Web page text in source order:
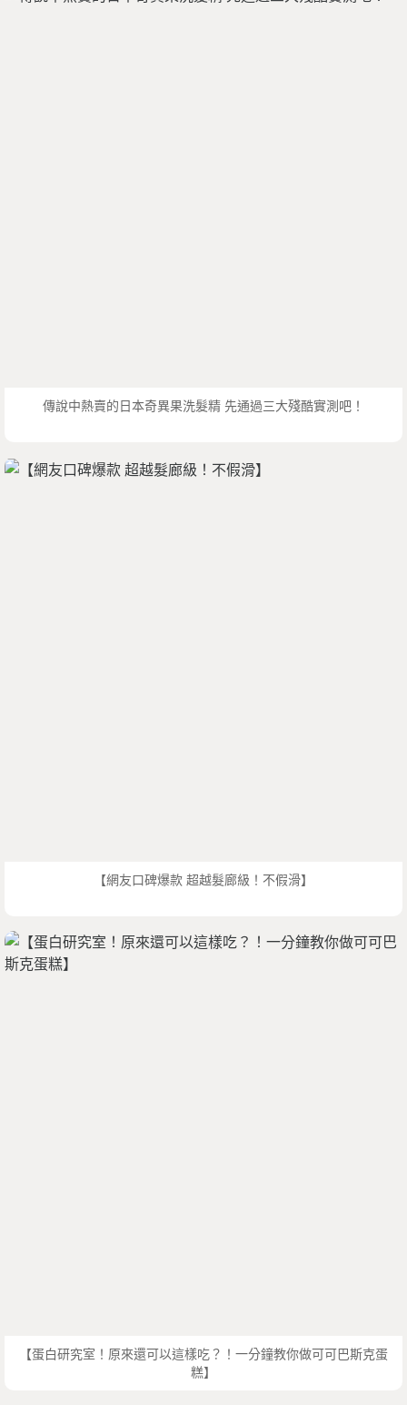
傳說中熱賣的日本奇異果洗髮精 先通過三大殘酷實測吧！
【網友口碑爆款 超越髮廊級！不假滑】
【蛋白研究室！原來還可以這樣吃？！一分鐘教你做可可巴斯克蛋
糕】